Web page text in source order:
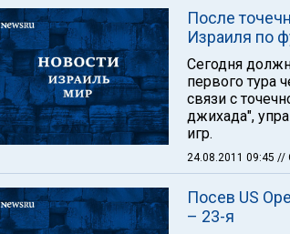
После
Израиля по
Сегодня
первого тура
связи с
джихада",
игр.
24.08.2011 09:45 //
Посев US
– 23-я